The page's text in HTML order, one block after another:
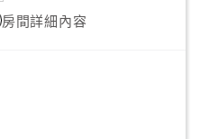
房間詳細內容